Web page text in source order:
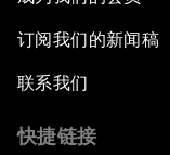
订阅我们的新闻稿
联系我们
快捷链接